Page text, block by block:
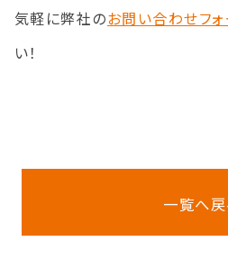
気軽に弊社のお問い合わせフォ
い！
一覧へ戻